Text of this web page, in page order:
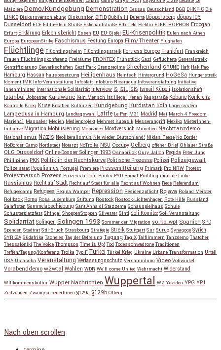
Maiziére Demo/Kundgebung Demonstration Dessau Deutschland DGB DHKP-C Die
LINKE Diskursverschiebung Diskussion DITIB Dublin III Duterte Döppersberg döpps105
Düsseldorf ECE Edith-Stein Straße Ekkehardstraße Elberfeld Elektro ELEKTROPHOR Erdogan
Erfurt Erklärung Erlebnisbericht Essen EU EU-Gipfel EU-Krisenpolitik Eulen nach Athen
Europa EuropeanStrike Faschismus Festung Europa Film/Theater Flughafen
Flüchtlinge Flüchtlingsheim Flüchtlingsstreik Fortress Europe Frankfurt Frankreich
Frauen-Flüchtlingskonferenz Freiräume FRONTEX Frühstück Gazi Geflüchtete Generalstreik
Gentrifizierung Gewerkschaften Gezi-Park Grenzregime Griechenland GRÜNE Haft Hak Pao
Hamburg Hassan hausbesetzung Heiligenhaus Heinisch Hintergrund HoGeSa Hungerstreik
Idomeni IMK Info-Veranstaltung Infoblatt Infobüro Nicaragua Infoveranstaltung Initiative
Innenminister internationale Solidarität Interview IS ISIL ISIS Ismail Küpeli Isolationshaft
Istanbul Jobcenter Karawane Kein Mensch ist illegal Kenan Keupstraße Kobane Konferenz
Kontrolle Krieg Krise Kroatien Kulturzeit Kundgebung Kurdistan Köln Lagersystem
Lampedusa in Hamburg Landtagswahl Latife Le Pen M31 Madrid Mai March 4 Freedom
Marien41 Massaker Medien Medienprojekt Mehmet Kubasik Messerangriff Mexiko MieterInnen-
Initiative Migration Mobilisierung Mobivideo Mordversuch München Nachttanzdemo
Nationalismus Nazis Neoliberalismus Nie wieder Deutschland! Niklas Reese No Border
NoBorder Camp Nordstadt Notarzt NoTroika NSU Occupy Oelberg offener Brief Ohlauer Straße
OLG Düsseldorf Online-Dossier Solingen 1993 Osnabrück Oury Jalloh Pegida Peter Jung
Phillipinen PKK Politik in der Rechtskurve Politische Prozesse Polizei Polizeigewalt
Polizeistaat Populismus Portugal Premiere Pressemitteilung Primark Pro NRW Protest
Protestmarsch Prozess Prozessbericht Punks PYD Racial Profiling radikale Linke
Rassismus Recht auf Stadt Recht auf Stadt für alle Recht auf Wohnen Rede Referendum
Refugeecamp Refugees Regina Wamper Repression Residenzpflicht Rojava Roland Meister
Rollback Roma Rosa Luxemburg Stiftung Rostock Rostock-Lichtenhagen Rote Hilfe Russland
Salafisten Sammelabschiebung Sant'Anna di Stazzema Schauspielhaus Schule
Schusterplatzfest Shingal ShoppenStoppen Silvester Sinti Soli-Komitee Soli-Veranstaltung
Solidarität Solingen Solingen 1993 Sommer der Migration so_ko_wpt Spanien SPD
Spenden Stadtrat Stil-Bruch Strasbourg Strategie Streik Stuttgart Sur Suruç Synagoge Syrien
SYRIZA Südafrika Tacheles Tag der Befreiung Tagung Tag X Talflimmern Tanzdemo Thatcher
Thessaloniki The Voice Thompson Time is Up! Tod Todesschwadrone Traditionen
Treffen/Tagung/Konferenz Troika Typ F Türkei Türkei-Krieg Ukraine Urbane Transformation Urteil
USA Ustascha Veranstaltung Verfassungsschutz Versammlung Video Vohwinkel
Vorabenddemo w2wtal Wahlen WDR We'll come United Wehrmacht Widerstand
Willkommenskultur Wupper Nachrichten Wuppertal WZ Yeziden YPG YPJ
Zeitzeugen ZwangsarbeiterInnen §129a §129b Ölberg
Nach oben scrollen